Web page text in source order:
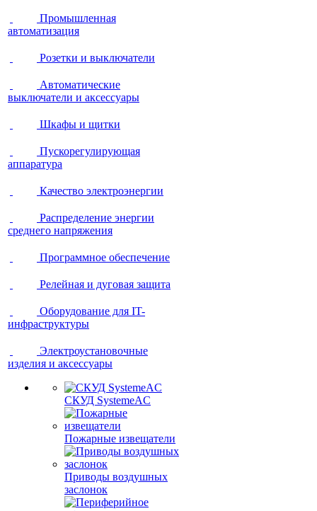
Промышленная
автоматизация
Розетки и выключатели
Автоматические
выключатели и аксессуары
Шкафы и щитки
Пускорегулирующая
аппаратура
Качество электроэнергии
Распределение энергии
среднего напряжения
Программное обеспечение
Релейная и дуговая защита
Оборудование для IT-
инфраструктуры
Электроустановочные
изделия и аксессуары
СКУД SystemeAC
Пожарные извещатели
Приводы воздушных
заслонок